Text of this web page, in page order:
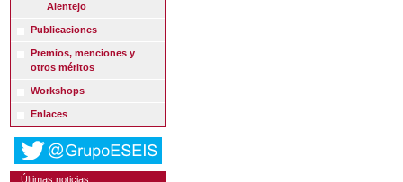
Alentejo
Publicaciones
Premios, menciones y
otros méritos
Workshops
Enlaces
Últimas noticias